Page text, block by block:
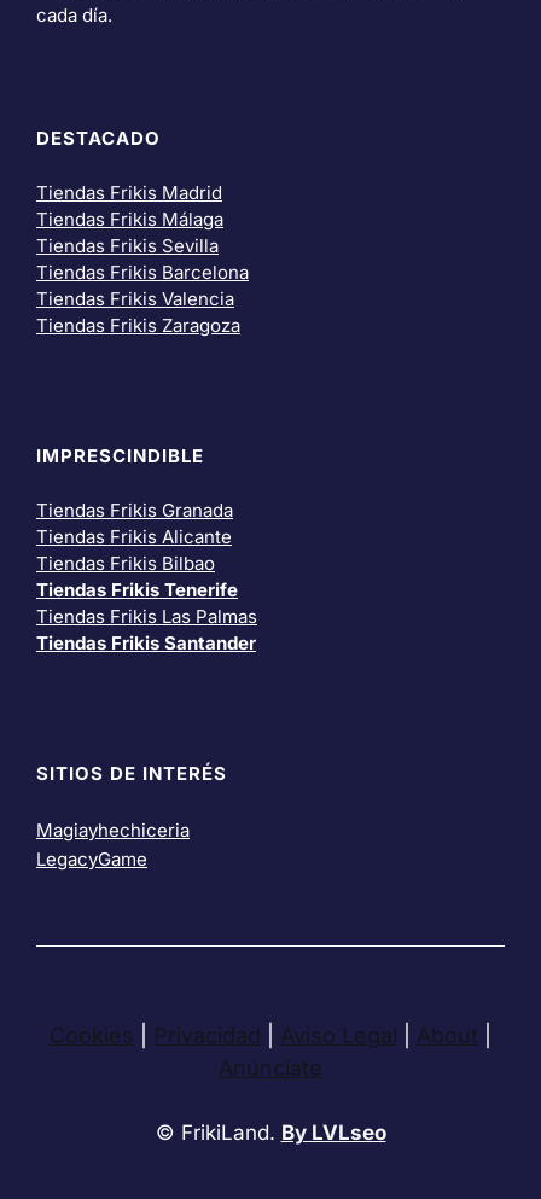
cada día.
DESTACADO
Tiendas Frikis Madrid
Tiendas Frikis Málaga
Tiendas Frikis Sevilla
Tiendas Frikis Barcelona
Tiendas Frikis Valencia
Tiendas Frikis Zaragoza
IMPRESCINDIBLE
Tiendas Frikis Granada
Tiendas Frikis Alicante
Tiendas Frikis Bilbao
Tiendas Frikis Tenerife
Tiendas Frikis Las Palmas
Tiendas Frikis Santander
SITIOS DE INTERÉS
Magiayhechiceria
LegacyGame
© FrikiLand. By LVLseo
Cookies Privacidad Aviso Legal About
Anúnciate